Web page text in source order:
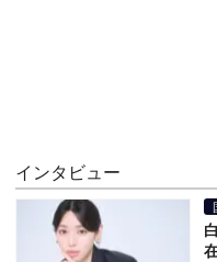
インタビュー